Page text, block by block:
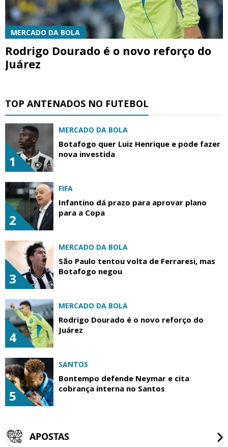
MERCADO DA BOLA
Rodrigo Dourado é o novo reforço do
Juárez
TOP ANTENADOS NO FUTEBOL
1
MERCADO DA BOLA
Botafogo quer Luiz Henrique e pode fazer
nova investida
2
FIFA
Infantino dá prazo para aprovar plano
para a Copa
3
MERCADO DA BOLA
São Paulo tentou volta de Ferraresi, mas
Botafogo negou
4
MERCADO DA BOLA
Rodrigo Dourado é o novo reforço do
Juárez
5
SANTOS
Bontempo defende Neymar e cita
cobrança interna no Santos
APOSTAS